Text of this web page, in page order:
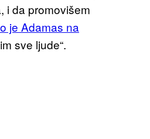
i da promovišem
je Adamas na
sve ljude“.